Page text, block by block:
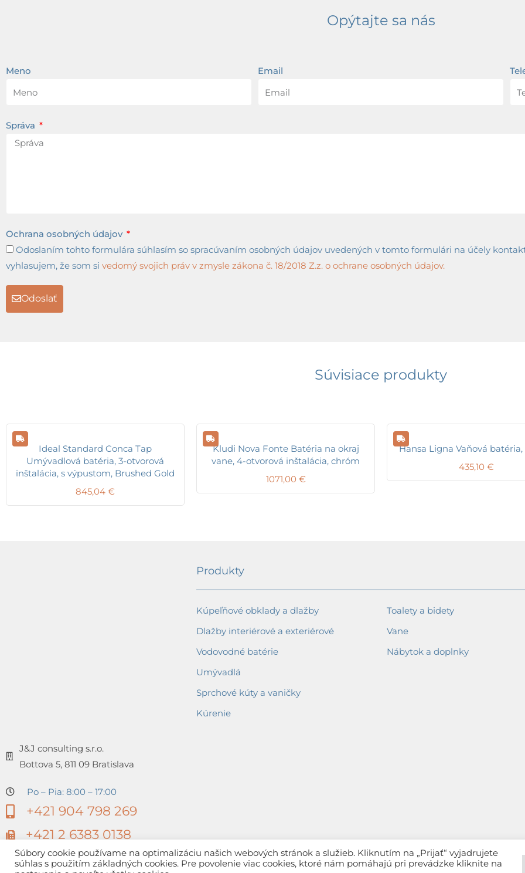
Opýtajte sa nás
Meno Email
Správa
Ochrana osobných údajov
Odoslaním tohto formulára súhlasím so spracúvaním osobných údajov uvedených v tomto formulári na účely
vyhlasujem, že som si vedomý svojich práv v zmysle zákona č. 18/2018 Z.z. o ochrane osobných údajov.
Odoslať
Súvisiace produkty
Ideal Standard Conca Tap
Umývadlová batéria, 3-otvorová
inštalácia, s výpustom, Brushed Gold
845,04 €
Kludi Nova Fonte Batéria na okraj
vane, 4-otvorová inštalácia, chróm
1071,00 €
Hansa Ligna Vaňová
435,10 €
J&J consulting s.r.o.
Bottova 5, 811 09 Bratislava
Po – Pia: 8:00 – 17:00
+421 904 798 269
+421 2 6383 0138
Produkty
Kúpeľňové obklady a dlažby
Dlažby interiérové a exteriérové
Vodovodné batérie
Umývadlá
Sprchové kúty a vaničky
Kúrenie
Toalety a bidety
Vane
Nábytok a doplnky
Súbory cookie používame na optimalizáciu našich webových stránok a služieb. Kliknutím na „Prijať“ vyjadrujete
súhlas s použitím základných cookies. Pre povolenie viac cookies, ktoré nám pomáhajú pri prevádzke kliknite na